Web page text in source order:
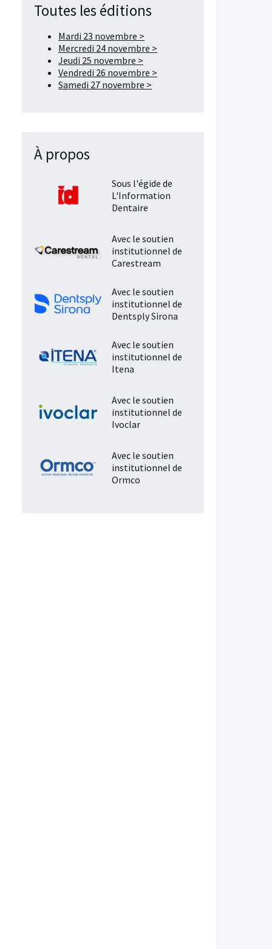
Toutes les éditions
Mardi 23 novembre >
Mercredi 24 novembre >
Jeudi 25 novembre >
Vendredi 26 novembre >
Samedi 27 novembre >
À propos
Sous l'égide de
L'Information
Dentaire
Avec le soutien
institutionnel de
Carestream
Avec le soutien
institutionnel de
Dentsply Sirona
Avec le soutien
institutionnel de
Itena
Avec le soutien
institutionnel de
Ivoclar
Avec le soutien
institutionnel de
Ormco